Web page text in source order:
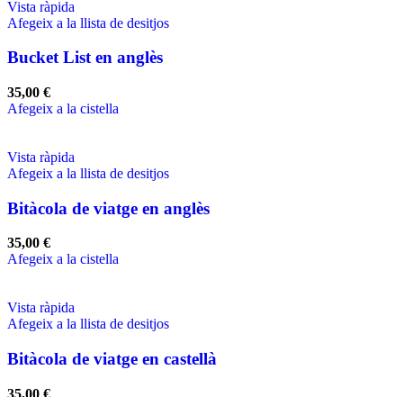
Vista ràpida
Afegeix a la llista de desitjos
Bucket List en anglès
35,00 €
Afegeix a la cistella
Vista ràpida
Afegeix a la llista de desitjos
Bitàcola de viatge en anglès
35,00 €
Afegeix a la cistella
Vista ràpida
Afegeix a la llista de desitjos
Bitàcola de viatge en castellà
35,00 €